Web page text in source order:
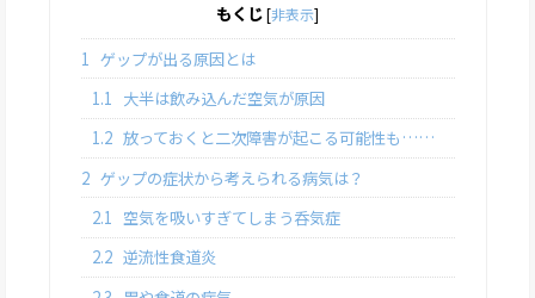
もくじ[非表示]
1 ゲップが出る原因とは
1.1 大半は飲み込んだ空気が原因
1.2 放っておくと二次障害が起こる可能性も……
2 ゲップの症状から考えられる病気は？
2.1 空気を吸いすぎてしまう呑気症
2.2 逆流性食道炎